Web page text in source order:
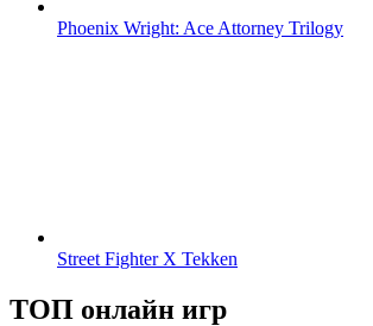
Phoenix Wright: Ace Attorney Trilogy
Street Fighter X Tekken
ТОП онлайн игр